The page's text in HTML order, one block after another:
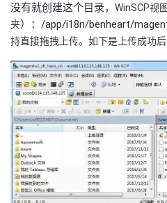
没有就创建这个目录， WinSCP视
夹）：/app/i18n/benheart/
持直接拖拽上传。如下是上传成功